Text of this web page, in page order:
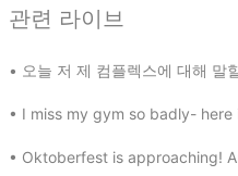
1시간 후에 그만두
Abigail 가일
관련 라이브
오늘 저 제 컴플렉스에 대해 말할 거예요.. 저
I miss my gym so badly-
Oktoberfest is approaching!